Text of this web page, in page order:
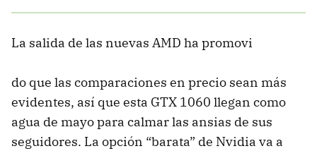
La salida de las nuevas AMD ha promovi
do que las comparaciones en precio sean más
evidentes, así que esta GTX 1060 llegan como
agua de mayo para calmar las ansias de sus
seguidores. La opción “barata” de Nvidia va a